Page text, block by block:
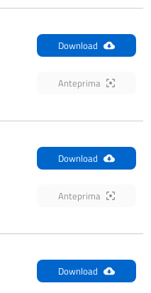
Download
Anteprima
Download
Anteprima
Download